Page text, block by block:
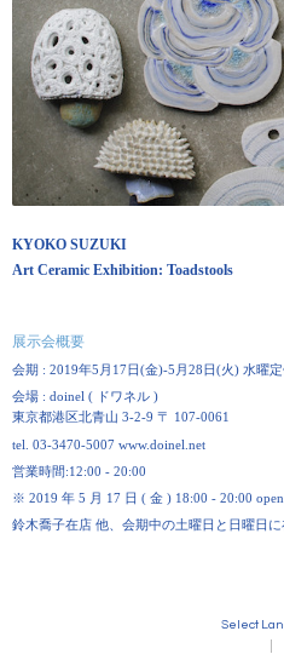
KYOKO SUZUKI
Art Ceramic Exhibition: Toadstools
展示会概要
会期 : 2019年5 月 17日(金)-5 月 28 日(火) 水曜
会場 : doinel ( ドワネル )
東京都港区北青山 3-2-9 〒 107-0061
tel. 03-3470-5007 www.doinel.net
営業時間:12:00 - 20:00
※ 2019 年 5 月 17 日 ( 金 ) 18:00 - 20:00
鈴木喬子在店 他、会期中の土曜日と日曜日に
Select